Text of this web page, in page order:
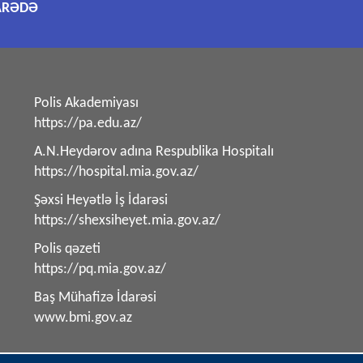
Polis Akademiyası
https://pa.edu.az/
A.N.Heydərov adına Respublika Hospitalı
https://hospital.mia.gov.az/
Şəxsi Heyətlə İş İdarəsi
https://shexsiheyet.mia.gov.az/
Polis qəzeti
https://pq.mia.gov.az/
Baş Mühafizə İdarəsi
www.bmi.gov.az